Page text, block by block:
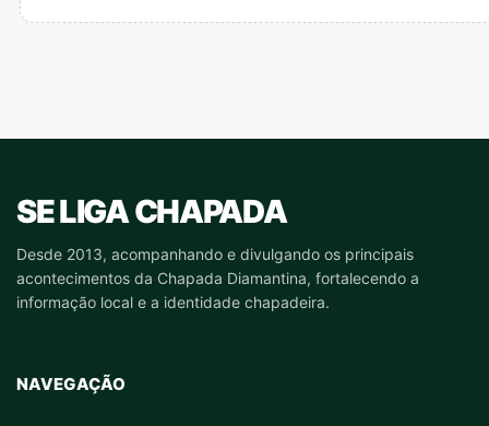
SE LIGA CHAPADA
Desde 2013, acompanhando e divulgando os principais
acontecimentos da Chapada Diamantina, fortalecendo a
informação local e a identidade chapadeira.
NAVEGAÇÃO